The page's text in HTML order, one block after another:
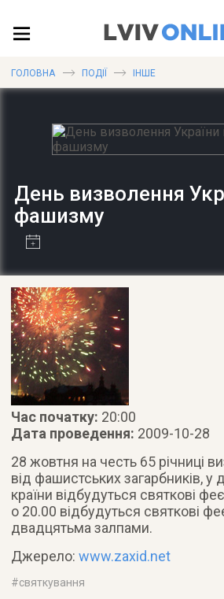
ПУБЛІКАЦІЇ
ДОВІДКА
ГОЛОВНА ПОДІЇ ІНШЕ
День визволення
фашизму
Час початку: 20:00
Дата проведення: 2009-10-28
28 жовтня на честь 65 річниці
від фашистських загарбників, у
країни відбудуться святкові
о 20.00 відбудуться святкові
двадцятьма залпами.
Джерело:www.zaxid.net
#святкування